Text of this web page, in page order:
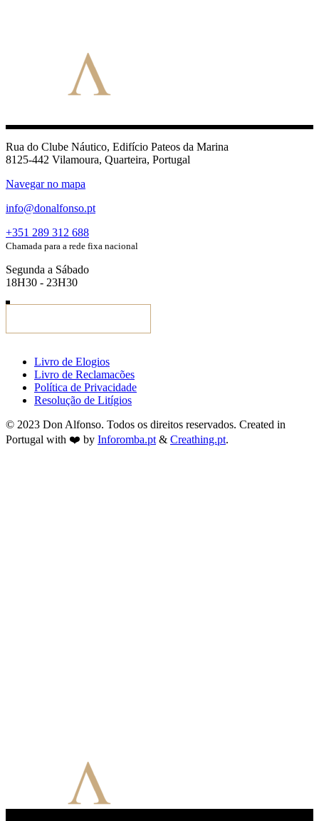
Rua do Clube Náutico, Edifício Pateos da Marina
8125-442 Vilamoura, Quarteira, Portugal
Navegar no mapa
info@donalfonso.pt
+351 289 312 688
Chamada para a rede fixa nacional
Segunda a Sábado
18H30 - 23H30
Livro de Elogios
Livro de Reclamacões
Política de Privacidade
Resolução de Litígios
© 2023 Don Alfonso. Todos os direitos reservados. Created in
Portugal with ❤️ by Inforomba.pt & Creathing.pt.